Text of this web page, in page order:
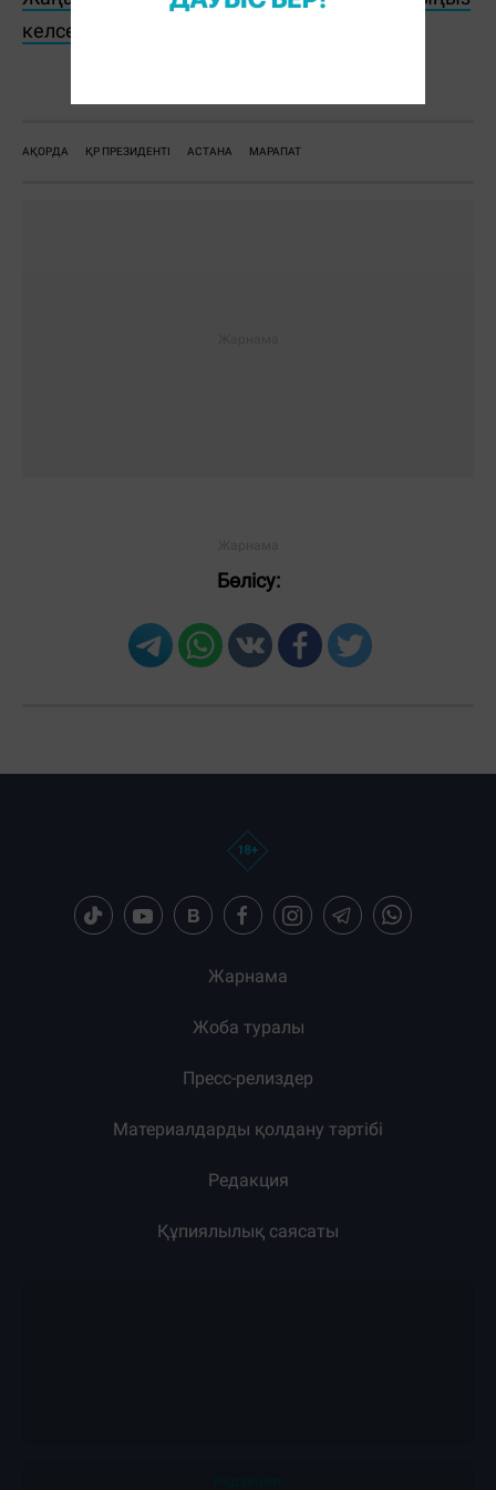
келсе, Telegram-арнамызға жазылыңыз!
АҚОРДА ҚР ПРЕЗИДЕНТІ АСТАНА МАРАПАТ
Бөлісу:
Жарнама
Жоба туралы
Пресс-релиздер
Материалдарды қолдану тәртібі
Редакция
Құпиялылық саясаты